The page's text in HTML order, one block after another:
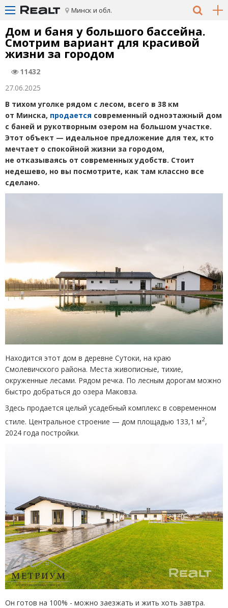
Минск и обл.
Дом и баня у большого бассейна.
Смотрим вариант для красивой
жизни за городом
11432
27.06.2025
В тихом уголке рядом с лесом, всего в 38 км
от Минска, продается современный одноэтажный дом
с баней и рукотворным озером на большом участке.
Этот объект — идеальное предложение для тех, кто
мечтает о спокойной жизни за городом,
не отказываясь от современных удобств. Стоит
недешево, но вы посмотрите, как там классно все
сделано.
Находится этот дом в деревне Сутоки, на краю
Смолевичского района. Места живописные, тихие,
окруженные лесами. Рядом речка. По лесным дорогам можно
быстро добраться до озера Маковза.
Здесь продается целый усадебный комплекс в современном
стиле. Центральное строение — дом площадью 133,1 м2,
2024 года постройки.
Он готов на 100% - можно заезжать и жить хоть завтра.